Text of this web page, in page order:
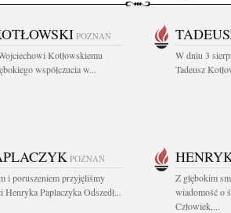
POZNAŃ
Kotłowskiemu
współczucia w...
W dniu 3
Tadeusz
POZNAŃ
i poruszeniem przyjęliśmy
Paplaczyka Odszedł...
Z głębokim
wiadomość o
Człowiek,...